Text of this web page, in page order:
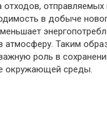
отправляемых
в добыче
атмосферу. Таким
роль в
окружающей среды.